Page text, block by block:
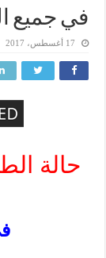
في جميع
17 أغسطس، 2017